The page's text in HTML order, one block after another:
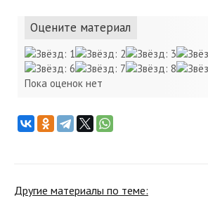
Оцените материал
Пока оценок нет
Другие материалы по теме: